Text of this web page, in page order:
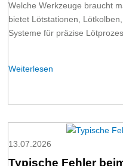
Welche Werkzeuge braucht
bietet Lötstationen,
Systeme für präzise
Weiterlesen
13.07.2026
Typische Fehler